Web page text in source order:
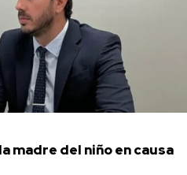
madre del niño en causa